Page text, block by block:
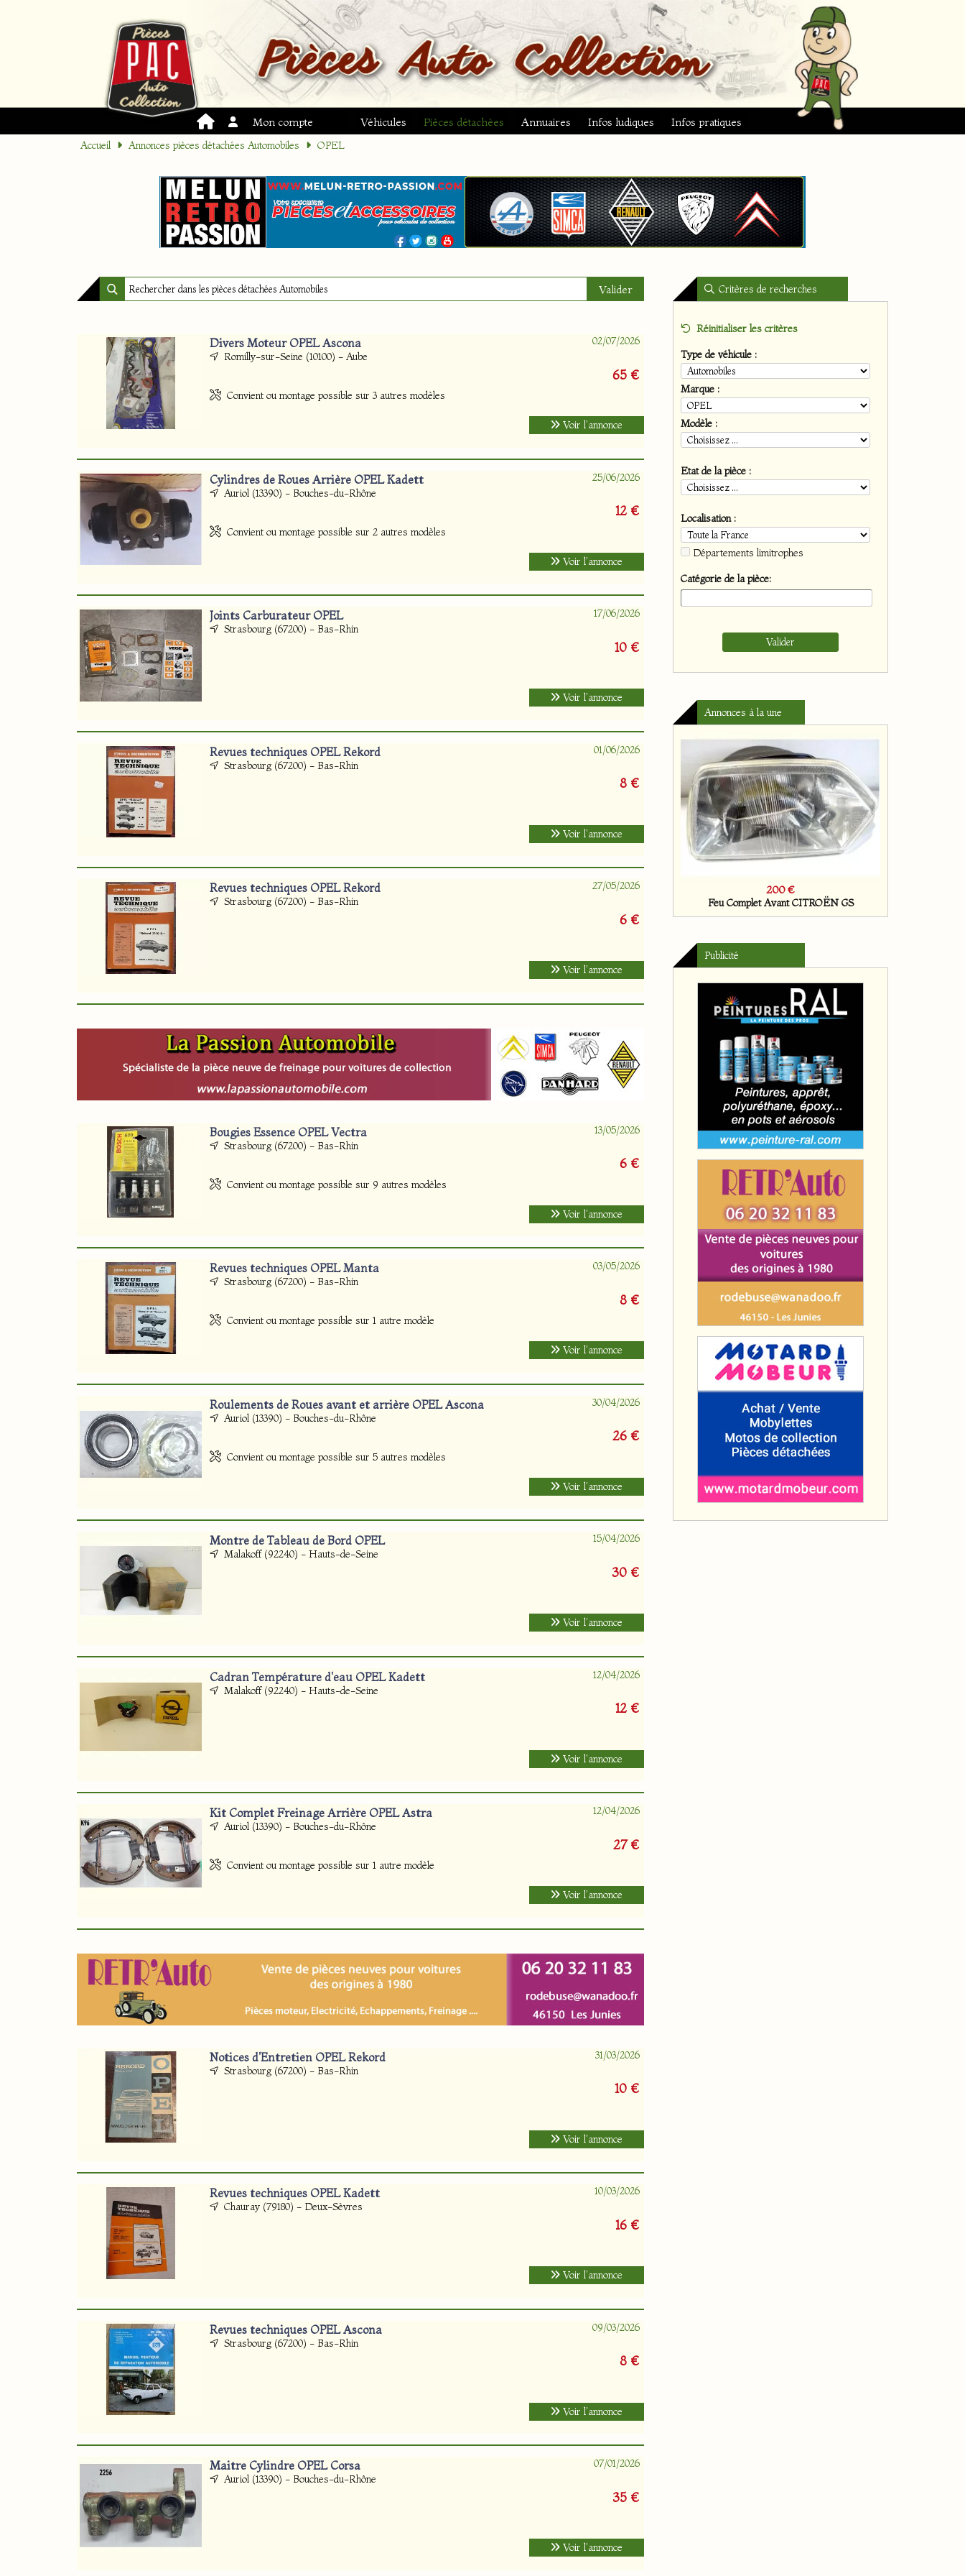
Mon compte Véhicules Pièces détachées Annuaires Infos ludiques Infos pratiques
Accueil Annonces pièces détachées Automobiles OPEL
Critères de recherches
Réinitialiser les critères
Type de véhicule :
Marque :
Modèle :
Etat de la pièce :
Localisation :
Départements limitrophes
Catégorie de la pièce:
Annonces à la une
35 €
Soupapes d'admission VOLKSWAGEN 1600
Publicité
Divers Moteur OPEL Ascona
Romilly-sur-Seine (10100) - Aube
Convient ou montage possible sur 3 autres modèles
02/07/2026
65 €
Voir l'annonce
Cylindres de Roues Arrière OPEL Kadett
Auriol (13390) - Bouches-du-Rhône
Convient ou montage possible sur 2 autres modèles
25/06/2026
12 €
Voir l'annonce
Joints Carburateur OPEL
Strasbourg (67200) - Bas-Rhin
17/06/2026
10 €
Voir l'annonce
Revues techniques OPEL Rekord
Strasbourg (67200) - Bas-Rhin
01/06/2026
8 €
Voir l'annonce
Revues techniques OPEL Rekord
Strasbourg (67200) - Bas-Rhin
27/05/2026
6 €
Voir l'annonce
Bougies Essence OPEL Vectra
Strasbourg (67200) - Bas-Rhin
Convient ou montage possible sur 9 autres modèles
13/05/2026
6 €
Voir l'annonce
Revues techniques OPEL Manta
Strasbourg (67200) - Bas-Rhin
Convient ou montage possible sur 1 autre modèle
03/05/2026
8 €
Voir l'annonce
Roulements de Roues avant et arrière OPEL Ascona
Auriol (13390) - Bouches-du-Rhône
Convient ou montage possible sur 5 autres modèles
30/04/2026
26 €
Voir l'annonce
Montre de Tableau de Bord OPEL
Malakoff (92240) - Hauts-de-Seine
15/04/2026
30 €
Voir l'annonce
Cadran Température d'eau OPEL Kadett
Malakoff (92240) - Hauts-de-Seine
12/04/2026
12 €
Voir l'annonce
Kit Complet Freinage Arrière OPEL Astra
Auriol (13390) - Bouches-du-Rhône
Convient ou montage possible sur 1 autre modèle
12/04/2026
27 €
Voir l'annonce
Notices d'Entretien OPEL Rekord
Strasbourg (67200) - Bas-Rhin
31/03/2026
10 €
Voir l'annonce
Revues techniques OPEL Kadett
Chauray (79180) - Deux-Sèvres
10/03/2026
16 €
Voir l'annonce
Revues techniques OPEL Ascona
Strasbourg (67200) - Bas-Rhin
09/03/2026
8 €
Voir l'annonce
Maitre Cylindre OPEL Corsa
Auriol (13390) - Bouches-du-Rhône
07/01/2026
35 €
Voir l'annonce